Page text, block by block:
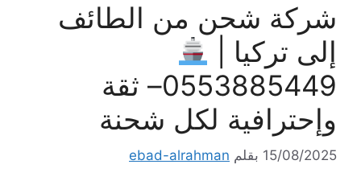
شركة شحن من الطائف
إلى تركيا |
0553885449– ثقة
وإحترافية لكل شحنة
15/08/2025 بقلم ebad-alrahman